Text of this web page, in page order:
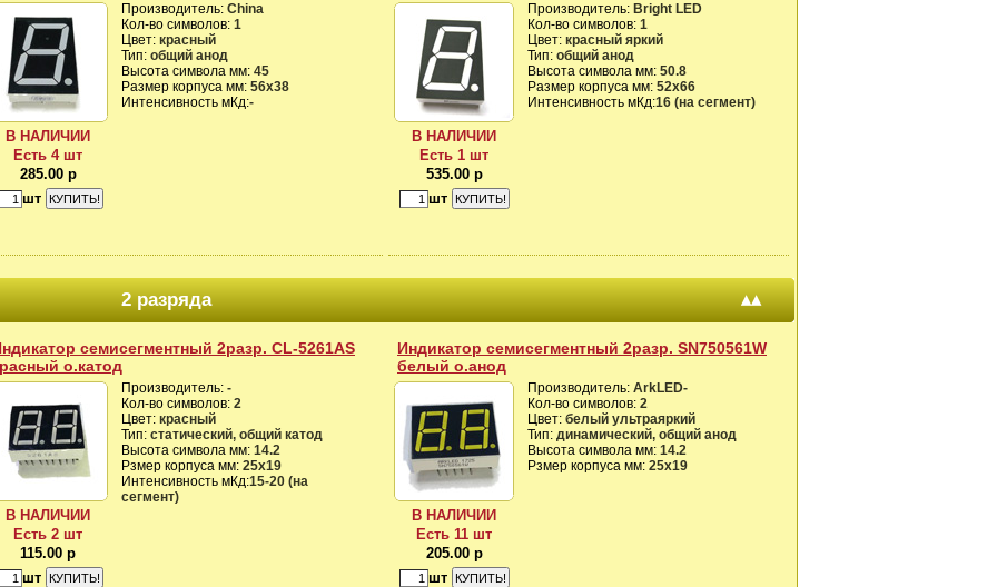
В НАЛИЧИИ
Есть 4 шт
285.00 р
шт
Производитель: China
Кол-во символов: 1
Цвет: красный
Тип: общий анод
Высота символа мм: 45
Размер корпуса мм: 56х38
Интенсивность мКд:-
В НАЛИЧИИ
Есть 1 шт
535.00 р
шт
Производитель: Bright LED
Кол-во символов: 1
Цвет: красный яркий
Тип: общий анод
Высота символа мм: 50.8
Размер корпуса мм: 52х66
Интенсивность мКд:16 (на сегмент)
2 разряда ▴▴
семисегментный 2разр. CL-5261AS
о.катод
В НАЛИЧИИ
Есть 2 шт
115.00 р
шт
Производитель: -
Кол-во символов: 2
Цвет: красный
Тип: статический, общий катод
Высота символа мм: 14.2
Рзмер корпуса мм: 25х19
Интенсивность мКд:15-20 (на
сегмент)
Индикатор семисегментный 2разр. SN750561W
белый о.анод
В НАЛИЧИИ
Есть 11 шт
205.00 р
шт
Производитель: ArkLED-
Кол-во символов: 2
Цвет: белый ультраяркий
Тип: динамический, общий анод
Высота символа мм: 14.2
Рзмер корпуса мм: 25х19